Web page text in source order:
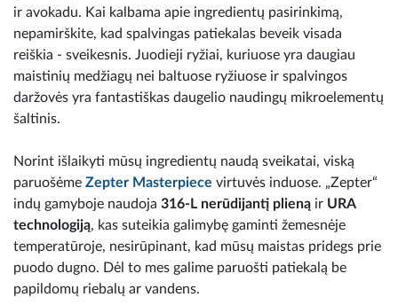
ir avokadu. Kai kalbama apie ingredientų pasirinkimą,
nepamirškite, kad spalvingas patiekalas beveik visada
reiškia - sveikesnis. Juodieji ryžiai, kuriuose yra daugiau
maistinių medžiagų nei baltuose ryžiuose ir spalvingos
daržovės yra fantastiškas daugelio naudingų mikroelementų
šaltinis.
Norint išlaikyti mūsų ingredientų naudą sveikatai, viską
paruošėme Zepter Masterpiece virtuvės induose. „Zepter“
indų gamyboje naudoja 316-L nerūdijantį plieną ir URA
technologiją, kas suteikia galimybę gaminti žemesnėje
temperatūroje, nesirūpinant, kad mūsų maistas pridegs prie
puodo dugno. Dėl to mes galime paruošti patiekalą be
papildomų riebalų ar vandens.